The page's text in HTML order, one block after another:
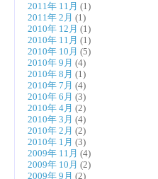
2011年 11月 (1)
2011年 2月 (1)
2010年 12月 (1)
2010年 11月 (1)
2010年 10月 (5)
2010年 9月 (4)
2010年 8月 (1)
2010年 7月 (4)
2010年 6月 (3)
2010年 4月 (2)
2010年 3月 (4)
2010年 2月 (2)
2010年 1月 (3)
2009年 11月 (4)
2009年 10月 (2)
2009年 9月 (2)